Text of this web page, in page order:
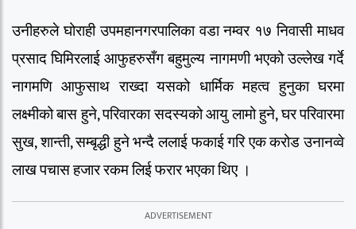
उनीहरुले घोराही उपमहानगरपालिका वडा नम्वर १७ निवासी माधव
प्रसाद घिमिरलाई आफुहरुसँग बहुमुल्य नागमणी भएको उल्लेख गर्दे
नागमणि आफुसाथ राख्दा यसको धार्मिक महत्व हुनुका घरमा
लक्ष्मीको बास हुने, परिवारका सदस्यको आयु लामो हुने, घर परिवारमा
सुख, शान्ती, सम्बृद्धी हुने भन्दै ललाई फकाई गरि एक करोड उनानव्वे
लाख पचास हजार रकम लिई फरार भएका थिए ।